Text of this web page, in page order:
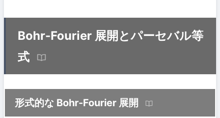
Bohr-Fourier 展開とパーセバル等
式
形式的な Bohr-Fourier 展開